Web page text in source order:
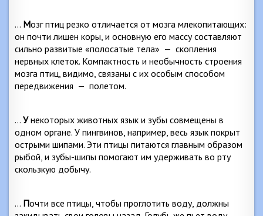
… Мозг птиц резко отличается от мозга млекопитаю­щих:
он почти лишен коры, и основную его массу сос­тавляют
сильно развитые «полосатые тела» — скопле­ния
нервных клеток. Компактность и необычность строе­ния
мозга птиц, видимо, связаны с их особым способом
передвижения — полетом.
… Унекоторых животных язык и зубы совмещены в
одном органе. У пингвинов, например, весь язык покрыт
острыми шипами. Эти птицы питаются главным образом
рыбой, и зубы-шипы помогают им удерживать во рту
скользкую добычу.
… Почти все птицы, чтобы проглотить воду, должны